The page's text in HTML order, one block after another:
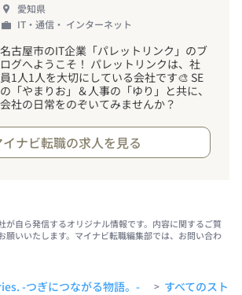
愛知県
IT・通信・ インターネット
名古屋市のIT企業「パレットリンク」のブ
ログへようこそ ！ パレットリンクは、社
員1人1人を大切にしている会社です🎨 SE
の「やまりお」＆人事の「ゆり」と共に、
会社の日常をのぞいてみませんか？
イナビ転職の求人を見る
が自ら発信するオリジナル情報です。内容に関するご質
願いいたします。マイナビ転職編集部では、お問い合わ
-つぎにつながる物語。- > すべてのスト